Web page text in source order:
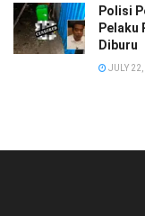
Polisi
Pelaku
Diburu
JULY